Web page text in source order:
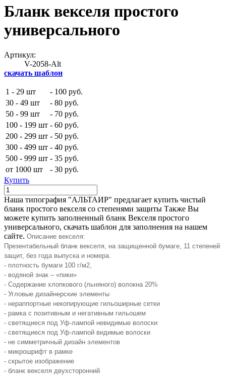
Бланк векселя простого
универсального
Артикул:
V-2058-Alt
скачать шаблон
1 - 29 шт - 100 руб.
30 - 49 шт
- 80 руб.
50 - 99 шт
- 70 руб.
100 - 199 шт - 60 руб.
200 - 299 шт - 50 руб.
300 - 499 шт - 40 руб.
500 - 999 шт - 35 руб.
от 1000 шт
- 30 руб.
Купить
Наша типография "АЛЬТАИР" предлагает купить чистый
бланк простого векселя со степенями защиты Также Вы
можете купить заполненный бланк Векселя простого
универсального, скачать шаблон для заполнения на нашем
сайте. Описание векселя:
Презентабельный бланк векселя, на защищенной бумаге, 11 степеней
защит, без года выпуска и номера.
- плотность бумаги 100 г/м2,
- водяной знак – «пики»
- Содержание хлопкового (льняного) волокна 20%
- Угловые дизайнерские элементы
- нераппортные некопирующие гильоширные сетки
- рамка с позитивным и негативным гильошем
- светящиеся под Уф-лампой невидимые волоски
- светящиеся под Уф-лампой видимые волоски
- не симметричный дизайн элементов
- микрошрифт в рамке
- скрытое изображение
- бланк векселя двухсторонний